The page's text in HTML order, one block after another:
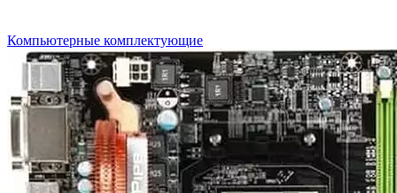
Компьютерные комплектующие